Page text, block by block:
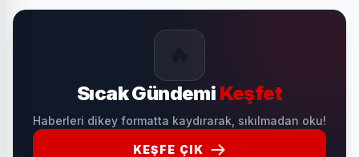
Sıcak Gündemi Keşfet
Haberleri dikey formatta kaydırarak, sıkılmadan oku!
KEŞFE ÇIK